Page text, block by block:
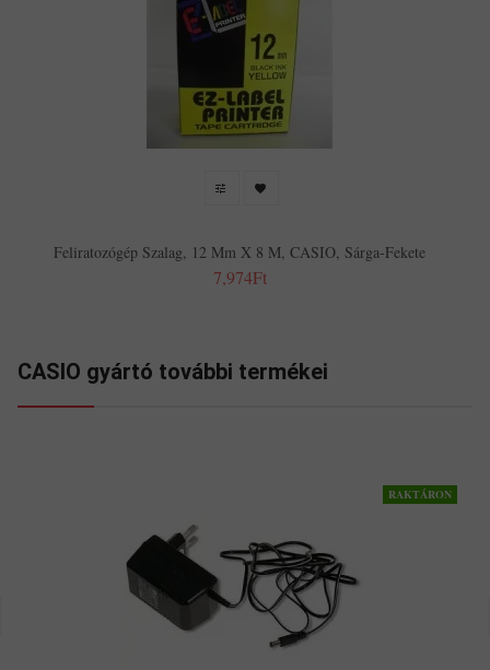
Feliratozógép Szalag, 12 Mm X 8 M, CASIO, Sárga-Fekete
7,974Ft
CASIO gyártó további termékei
RAKTÁRON